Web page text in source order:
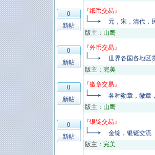
0
新帖
『纸币交易』
元，宋，清代，
版主： 山鹰
0
新帖
『外币交易』
世界各国各地区
版主： 完美
0
新帖
『徽章交易』
各种勋章，徽章
版主： 山鹰
0
新帖
『银锭交易』
金锭，银铤交流
版主： 完美